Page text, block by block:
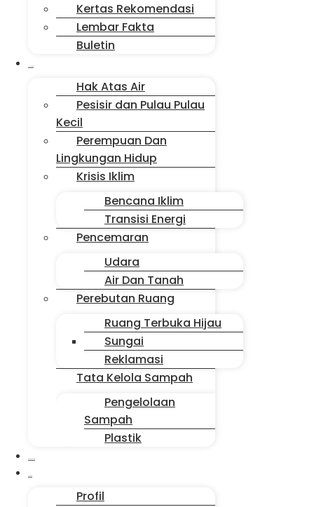
Kertas Rekomendasi
Lembar Fakta
Buletin
Hak Atas Air
Pesisir dan Pulau Pulau
Kecil
Perempuan Dan
Lingkungan Hidup
Krisis Iklim
Bencana Iklim
Transisi Energi
Pencemaran
Udara
Air Dan Tanah
Perebutan Ruang
Ruang Terbuka Hijau
Sungai
Reklamasi
Tata Kelola Sampah
Pengelolaan
Sampah
Plastik
Profil